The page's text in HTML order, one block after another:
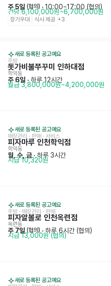
주 5일 (협의) · 10:00~17:00 (협의)
건당 6,100,000원~6,700,000원
장기우대 식사 제공 +3
새로 등록된 공고예요
주방
돗가비불쭈꾸미 인하대점
학익동
주 6일 · 하루 12시간
월급 3,800,000원~4,200,000원
새로 등록된 공고예요
매장관리 · 판매 · 서비스
피자마루 인천학익점
학익동
월, 수, 금 · 하루 3시간
시급 10,320원
새로 등록된 공고예요
주방 · 매장관리 · 판매
피자알볼로 인천옥련점
옥련동
주 7일 (협의) · 하루 6시간 (협의)
시급 13,000원 (협의)
새로 등록된 공고예요